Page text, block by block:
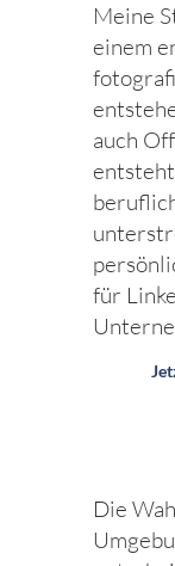
Meine
einem
auch
für
Die